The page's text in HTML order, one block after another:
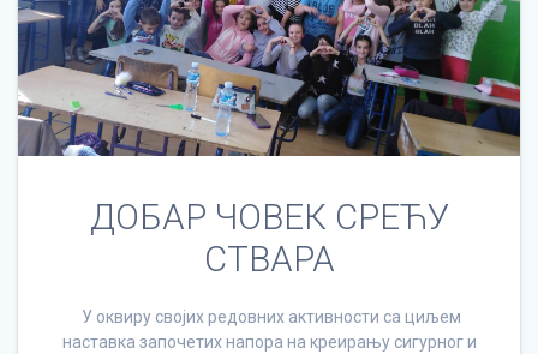
ДОБАР ЧОВЕК СРЕЋУ
СТВАРА
У оквиру својих редовних активности са циљем
наставка започетих напора на креирању сигурног и